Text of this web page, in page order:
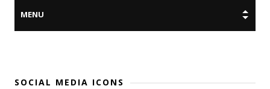
SOCIAL MEDIA ICONS